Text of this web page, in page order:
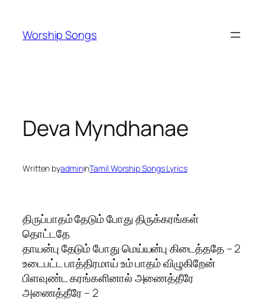
content
Worship Songs
Deva Myndhanae
Written byadmininTamil Worship Songs Lyrics
திருப்பாதம் தேடும் போது திருக்கரங்கள்
தொட்டதே
தாயன்பு தேடும் போது மெய்யன்பு கிடைத்ததே – 2
உடைபட்ட பாத்திரமாய் உம் பாதம் விழுகிறேன்
பிளவுண்ட கரங்களினால் அணைத்தீரே
அணைத்தீரே – 2